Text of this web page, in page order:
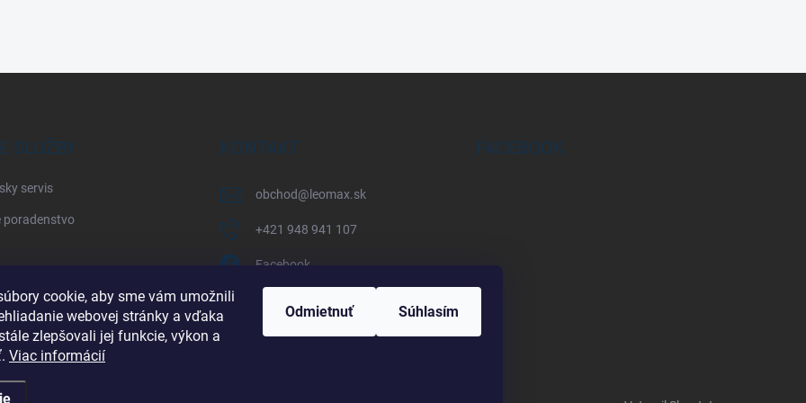
cookie, aby sme vám umožnili
webovej stránky a vďaka
zlepšovali jej funkcie, výkon a
Viac informácií
Odmietnuť Súhlasím
SLUŽBY
servis
poradenstvo
KONTAKT
obchod@ leomax.sk
+421 948 941 107
Facebook
+421 948 941 107
FACEBOOK